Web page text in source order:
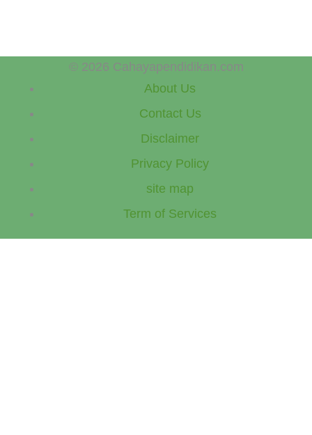
© 2026 Cahayapendidikan.com
About Us
Contact Us
Disclaimer
Privacy Policy
site map
Term of Services